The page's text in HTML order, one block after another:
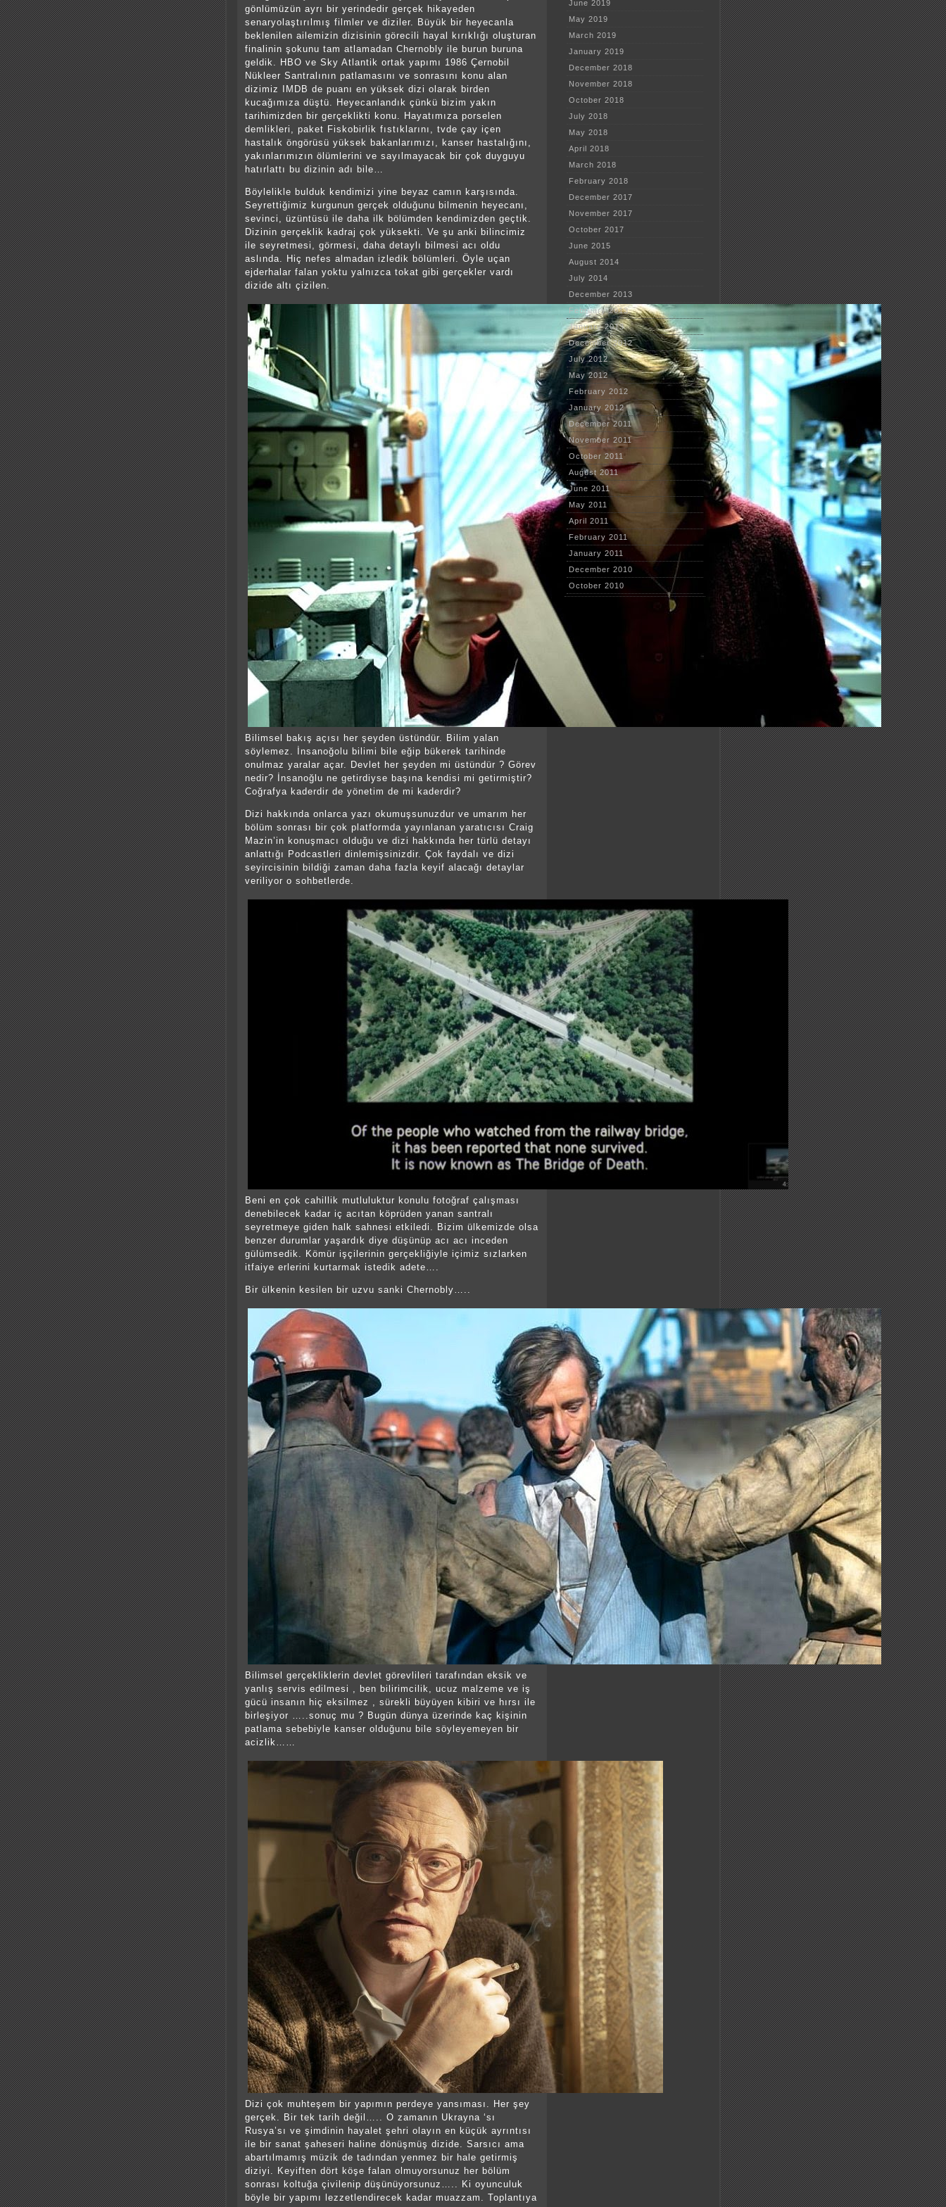
gönlümüzün ayrı bir yerindedir gerçek hikayeden
senaryolaştırılmış filmler ve diziler. Büyük bir heyecanla
beklenilen ailemizin dizisinin görecili hayal kırıklığı oluşturan
finalinin şokunu tam atlamadan Chernobly ile burun buruna
geldik. HBO ve Sky Atlantik ortak yapımı 1986 Çernobil
Nükleer Santralının patlamasını ve sonrasını konu alan
dizimiz IMDB de puanı en yüksek dizi olarak birden
kucağımıza düştü. Heyecanlandık çünkü bizim yakın
tarihimizden bir gerçeklikti konu. Hayatımıza porselen
demlikleri, paket Fiskobirlik fıstıklarını, tvde çay içen
hastalık öngörüsü yüksek bakanlarımızı, kanser hastalığını,
yakınlarımızın ölümlerini ve sayılmayacak bir çok duyguyu
hatırlattı bu dizinin adı bile…
Böylelikle bulduk kendimizi yine beyaz camın karşısında.
Seyrettiğimiz kurgunun gerçek olduğunu bilmenin heyecanı,
sevinci, üzüntüsü ile daha ilk bölümden kendimizden geçtik.
Dizinin gerçeklik kadraj çok yüksekti. Ve şu anki bilincimiz
ile seyretmesi, görmesi, daha detaylı bilmesi acı oldu
aslında. Hiç nefes almadan izledik bölümleri. Öyle uçan
ejderhalar falan yoktu yalnızca tokat gibi gerçekler vardı
dizide altı çizilen.
Bilimsel bakış açısı her şeyden üstündür. Bilim yalan
söylemez. İnsanoğolu bilimi bile eğip bükerek tarihinde
onulmaz yaralar açar. Devlet her şeyden mi üstündür ? Görev
nedir? İnsanoğlu ne getirdiyse başına kendisi mi getirmiştir?
Coğrafya kaderdir de yönetim de mi kaderdir?
Dizi hakkında onlarca yazı okumuşsunuzdur ve umarım her
bölüm sonrası bir çok platformda yayınlanan yaratıcısı Craig
Mazin’in konuşmacı olduğu ve dizi hakkında her türlü detayı
anlattığı Podcastleri dinlemişsinizdir. Çok faydalı ve dizi
seyircisinin bildiği zaman daha fazla keyif alacağı detaylar
veriliyor o sohbetlerde.
Beni en çok cahillik mutluluktur konulu fotoğraf çalışması
denebilecek kadar iç acıtan köprüden yanan santralı
seyretmeye giden halk sahnesi etkiledi. Bizim ülkemizde olsa
benzer durumlar yaşardık diye düşünüp acı acı inceden
gülümsedik. Kömür işçilerinin gerçekliğiyle içimiz sızlarken
itfaiye erlerini kurtarmak istedik adete….
Bir ülkenin kesilen bir uzvu sanki Chernobly…..
Bilimsel gerçekliklerin devlet görevlileri tarafından eksik ve
yanlış servis edilmesi , ben bilirimcilik, ucuz malzeme ve iş
gücü insanın hiç eksilmez , sürekli büyüyen kibiri ve hırsı ile
birleşiyor …..sonuç mu ? Bugün dünya üzerinde kaç kişinin
patlama sebebiyle kanser olduğunu bile söyleyemeyen bir
acizlik……
Dizi çok muhteşem bir yapımın perdeye yansıması. Her şey
gerçek. Bir tek tarih değil….. O zamanın Ukrayna ‘sı
Rusya’sı ve şimdinin hayalet şehri olayın en küçük ayrıntısı
ile bir sanat şaheseri haline dönüşmüş dizide. Sarsıcı ama
abartılmamış müzik de tadından yenmez bir hale getirmiş
diziyi. Keyiften dört köşe falan olmuyorsunuz her bölüm
sonrası koltuğa çivilenip düşünüyorsunuz….. Ki oyunculuk
böyle bir yapımı lezzetlendirecek kadar muazzam. Toplantıya
June 2019
May 2019
March 2019
January 2019
December 2018
November 2018
October 2018
July 2018
May 2018
April 2018
March 2018
February 2018
December 2017
November 2017
October 2017
June 2015
August 2014
July 2014
December 2013
February 2013
January 2013
December 2012
July 2012
May 2012
February 2012
January 2012
December 2011
November 2011
October 2011
August 2011
June 2011
May 2011
April 2011
February 2011
January 2011
December 2010
October 2010